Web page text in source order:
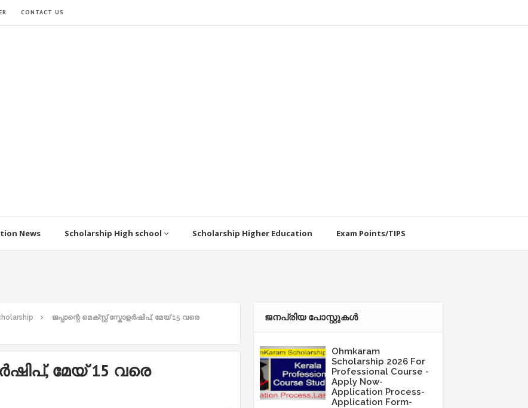
CONTACT US
News Scholarship High school Scholarship Higher Education Exam Points/TIPS
ജപ്പാന്റെ മെക്സ്റ്റ് സ്കോളർഷിപ്, മേയ് 15 വരെ
മേയ് 15 വരെ
ജനപ്രിയ പോസ്റ്റുകള്‍‌
Ohmkaram
Scholarship 2026 For
Professional Course -
Apply Now-
Application Process-
Application Form-